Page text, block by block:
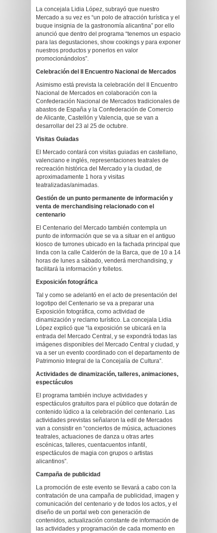
La concejala Lidia López, subrayó que nuestro
Mercado a su vez es “un polo de atracción turística y el
buque insignia de la gastronomía alicantina” por ello
anunció que dentro del programa “tenemos un espacio
para las degustaciones, show cookings y para exponer
nuestros productos y ponerlos en valor
promocionándolos”.
Celebración del II Encuentro Nacional de Mercados
Asimismo está prevista la celebración del II Encuentro
Nacional de Mercados en colaboración con la
Confederación Nacional de Mercados tradicionales de
abastos de España y la Confederación de Comercio
de Alicante, Castellón y Valencia, que se van a
desarrollar del 23 al 25 de octubre.
Visitas Guiadas
El Mercado contará con visitas guiadas en castellano,
valenciano e inglés, representaciones teatrales de
recreación histórica del Mercado y la ciudad, de
aproximadamente 1 hora y visitas
teatralizadas/animadas.
Gestión de un punto permanente de información y
venta de merchandising relacionado con el
centenario
El Centenario del Mercado también contempla un
punto de información que se va a situar en el antiguo
kiosco de turrones ubicado en la fachada principal que
linda con la calle Calderón de la Barca, que de 10 a 14
horas de lunes a sábado, venderá merchandising, y
facilitará la información y folletos.
Exposición fotográfica
Tal y como se adelantó en el acto de presentación del
logotipo del Centenario se va a preparar una
Exposición fotográfica, como actividad de
dinamización y reclamo turístico. La concejala Lidia
López explicó que “la exposición se ubicará en la
entrada del Mercado Central, y se expondrá todas las
imágenes disponibles del Mercado Central y ciudad, y
va a ser un evento coordinado con el departamento de
Patrimonio Integral de la Concejalía de Cultura”.
Actividades de dinamización, talleres, animaciones,
espectáculos
El programa también incluye actividades y
espectáculos gratuitos para el público que dotarán de
contenido lúdico a la celebración del centenario. Las
actividades previstas señalaron la edil de Mercados
van a consistir en “conciertos de música, actuaciones
teatrales, actuaciones de danza u otras artes
escénicas, talleres, cuentacuentos infantil,
espectáculos de magia con grupos o artistas
alicantinos”.
Campaña de publicidad
La promoción de este evento se llevará a cabo con la
contratación de una campaña de publicidad, imagen y
comunicación del centenario y de todos los actos, y el
diseño de un portal web con generación de
contenidos, actualización constante de información de
las actividades y programación de cada momento en